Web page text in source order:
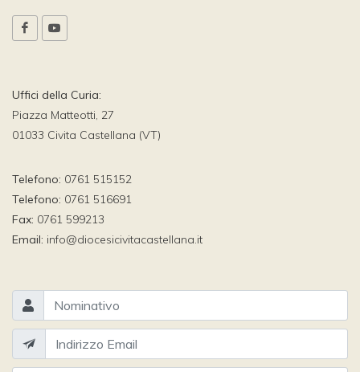
Uffici della Curia:
Piazza Matteotti, 27
01033 Civita Castellana (VT)
Telefono: 0761 515152
Telefono: 0761 516691
Fax: 0761 599213
Email: info@diocesicivitacastellana.it